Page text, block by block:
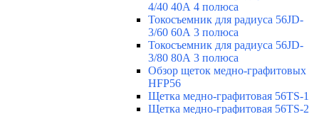
4/40 40А 4 полюса
Токосъемник для радиуса 56JD-
3/60 60А 3 полюса
Токосъемник для радиуса 56JD-
3/80 80А 3 полюса
Обзор щеток медно-графитовых
HFP56
Щетка медно-графитовая 56TS-1
Щетка медно-графитовая 56TS-2